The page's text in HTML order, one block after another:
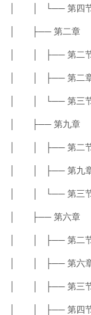
│ │ └── 第四节
│ ├── 第二章
│ │ ├── 第二节
│ │ ├── 第二章
│ │ └── 第三节
│ ├── 第九章
│ │ ├── 第二节
│ │ ├── 第九章
│ │ └── 第三节
│ ├── 第六章
│ │ ├── 第二节
│ │ ├── 第六章
│ │ ├── 第三节
│ │ ├── 第四节